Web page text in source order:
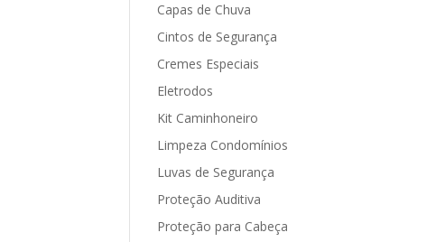
Capas de Chuva
Cintos de Segurança
Cremes Especiais
Eletrodos
Kit Caminhoneiro
Limpeza Condomínios
Luvas de Segurança
Proteção Auditiva
Proteção para Cabeça